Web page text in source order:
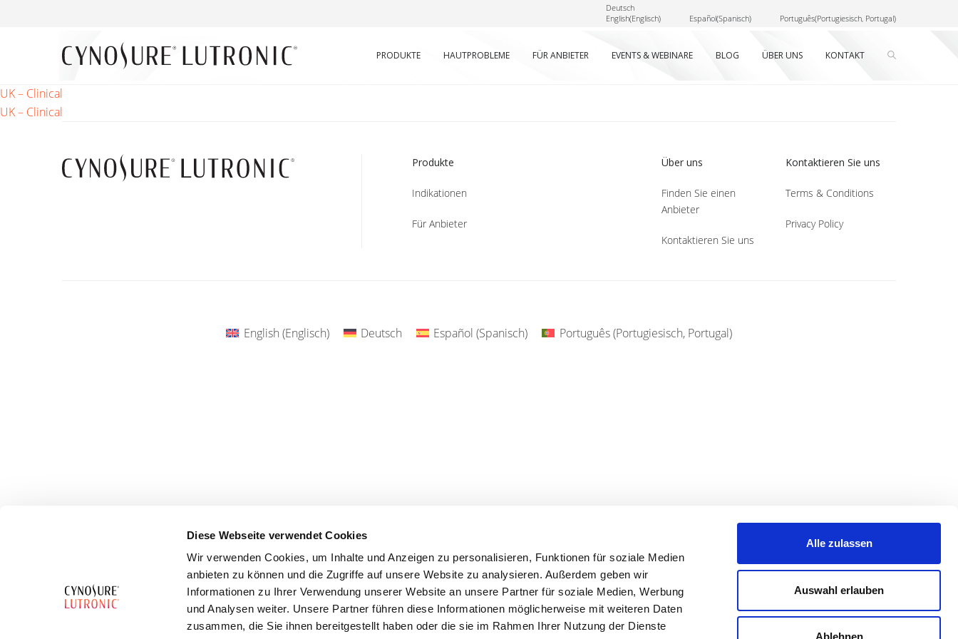
Diese Webseite verwendet Cookies
Wir verwenden Cookies, um Inhalte und Anzeigen zu personalisieren, Funktionen für soziale Medien
anbieten zu können und die Zugriffe auf unsere Website zu analysieren. Außerdem geben wir
Informationen zu Ihrer Verwendung unserer Website an unsere Partner für soziale Medien, Werbung
und Analysen weiter. Unsere Partner führen diese Informationen möglicherweise mit weiteren Daten
zusammen, die Sie ihnen bereitgestellt haben oder die sie im Rahmen Ihrer Nutzung der Dienste
Alle zulassen
Auswahl erlauben
Ablehnen
Deutsch
English(Englisch) Español(Spanisch) Português(Portugiesisch, Portugal)
PRODUKTE HAUTPROBLEME FÜR ANBIETER EVENTS & WEBINARE BLOG ÜBER UNS KONTAKT
Beitrags-
UK – Clinical
UK – Clinical
Produkte
Indikationen
Für Anbieter
Über uns
Finden Sie einen
Anbieter
Kontaktieren Sie uns
Kontaktieren Sie uns
Terms & Conditions
Privacy Policy
English (Englisch) Deutsch Español (Spanisch) Português(Portugiesisch, Portugal)